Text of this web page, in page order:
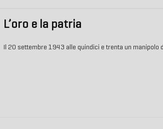
L’oro e la patria
Il 20 settembre 1943 alle quindici e trenta un manipolo